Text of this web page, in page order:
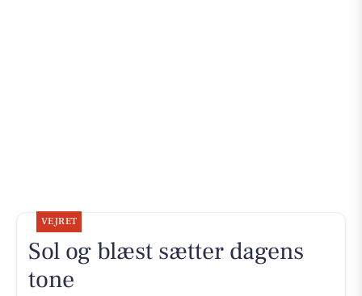
VEJRET
Sol og blæst sætter dagens
tone